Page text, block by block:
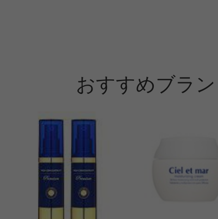
おすすめブラ